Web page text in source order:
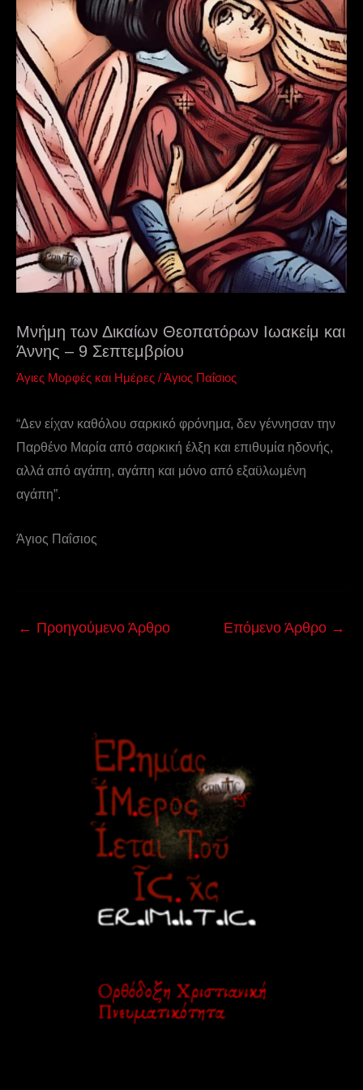
Μνήμη των Δικαίων Θεοπατόρων Ιωακείμ και
Άννης – 9 Σεπτεμβρίου
Άγιες Μορφές και Ημέρες /Άγιος Παΐσιος
“Δεν είχαν καθόλου σαρκικό φρόνημα, δεν γέννησαν την
Παρθένο Μαρία από σαρκική έλξη και επιθυμία ηδονής,
αλλά από αγάπη, αγάπη και μόνο από εξαϋλωμένη
αγάπη”.
Άγιος Παΐσιος
← Προηγούμενο Άρθρο Επόμενο Άρθρο →